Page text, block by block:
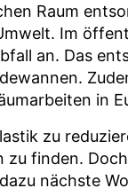
Raum
Im
an. Das
in
zu
zu finden.
nächste